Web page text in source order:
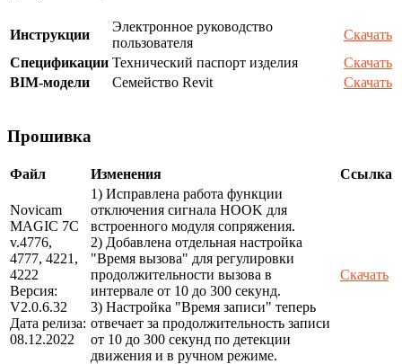
Инструкции
Электронное руководство
пользователя
Скачать
Спецификации Технический паспорт изделия
Скачать
BIM-модели
Семейство Revit Скачать
Прошивка
Файл Изменения Ссылка
Novicam
MAGIC 7C
v.4776,
4777, 4221,
4222
Версия:
V2.0.6.32
Дата релиза:
08.12.2022
1) Исправлена работа функции
отключения сигнала HOOK для
встроенного модуля сопряжения.
2) Добавлена отдельная настройка
"Время вызова" для регулировки
продолжительности вызова в
интервале от 10 до 300 секунд.
3) Настройка "Время записи" теперь
отвечает за продолжительность записи
от 10 до 300 секунд по детекции
движения и в ручном режиме.
Скачать